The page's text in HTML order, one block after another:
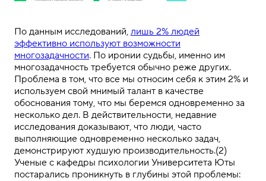
По данным исследований, лишь 2% людей
эффективно используют возможности
многозадачности. По иронии судьбы, именно им
многозадачность требуется обычно реже других.
Проблема в том, что все мы относим себя к этим 2% и
используем свой мнимый талант в качестве
обоснования тому, что мы беремся одновременно за
несколько дел. В действительности, недавние
исследования доказывают, что люди, часто
выполняющие одновременно несколько задач,
демонстрируют худшую производительность.(2)
Ученые с кафедры психологии Университета Юты
постарались проникнуть в глубины этой проблемы: